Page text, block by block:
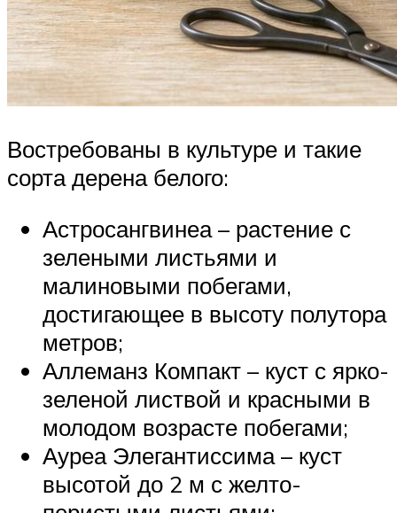
Востребованы в культуре и такие
сорта дерена белого:
Астросангвинеа – растение с
зелеными листьями и
малиновыми побегами,
достигающее в высоту полутора
метров;
Аллеманз Компакт – куст с ярко-
зеленой листвой и красными в
молодом возрасте побегами;
Ауреа Элегантиссима – куст
высотой до 2 м с желто-